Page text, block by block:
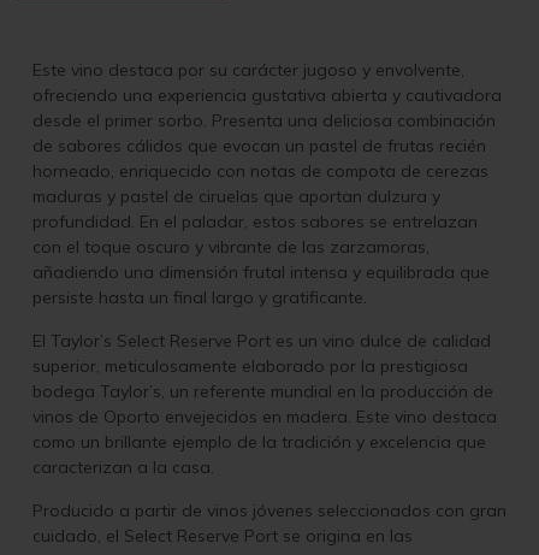
Este vino destaca por su carácter jugoso y envolvente,
ofreciendo una experiencia gustativa abierta y cautivadora
desde el primer sorbo. Presenta una deliciosa combinación
de sabores cálidos que evocan un pastel de frutas recién
horneado, enriquecido con notas de compota de cerezas
maduras y pastel de ciruelas que aportan dulzura y
profundidad. En el paladar, estos sabores se entrelazan
con el toque oscuro y vibrante de las zarzamoras,
añadiendo una dimensión frutal intensa y equilibrada que
persiste hasta un final largo y gratificante.
El Taylor’s Select Reserve Port es un vino dulce de calidad
superior, meticulosamente elaborado por la prestigiosa
bodega Taylor’s, un referente mundial en la producción de
vinos de Oporto envejecidos en madera. Este vino destaca
como un brillante ejemplo de la tradición y excelencia que
caracterizan a la casa.
Producido a partir de vinos jóvenes seleccionados con gran
cuidado, el Select Reserve Port se origina en las